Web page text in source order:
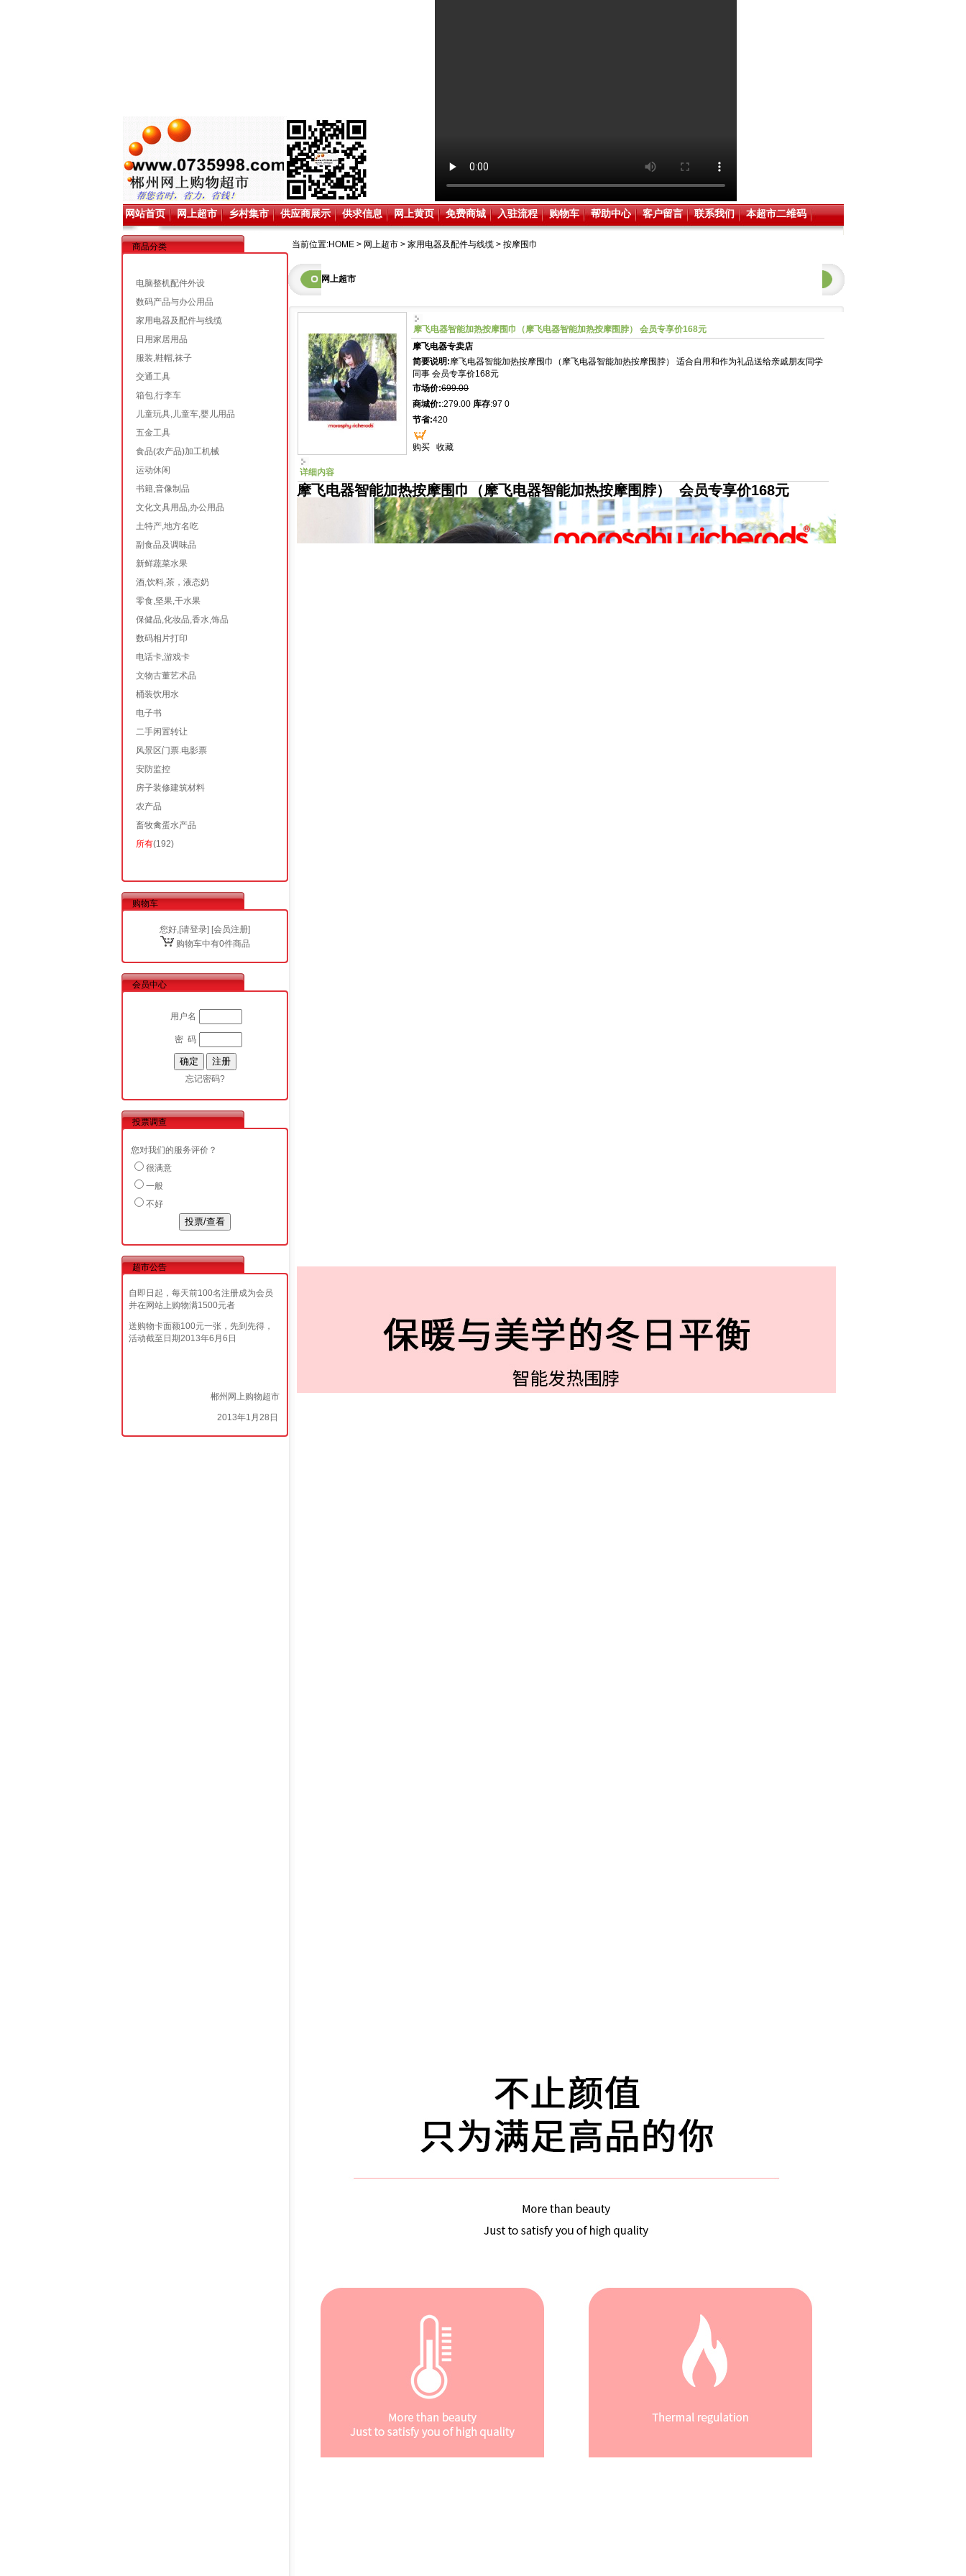
网站首页 网上超市 乡村集市 供应商展示 供求信息 网上黄页 免费商城 入驻流程 购物车 帮助中心 客户留言 联系我们 本超市二维码
商品分类
电脑整机配件外设
数码产品与办公用品
家用电器及配件与线缆
日用家居用品
服装,鞋帽,袜子
交通工具
箱包,行李车
儿童玩具,儿童车,婴儿用品
五金工具
食品(农产品)加工机械
运动休闲
书籍,音像制品
文化文具用品,办公用品
土特产,地方名吃
副食品及调味品
新鲜蔬菜水果
酒,饮料,茶，液态奶
零食,坚果,干水果
保健品,化妆品,香水,饰品
数码相片打印
电话卡,游戏卡
文物古董艺术品
桶装饮用水
电子书
二手闲置转让
风景区门票.电影票
安防监控
房子装修建筑材料
农产品
畜牧禽蛋水产品
所有(192)
购物车
您好,[请登录] [会员注册]
购物车中有0件商品
会员中心
用户名
密 码
忘记密码?
投票调查
您对我们的服务评价？
很满意
一般
不好
超市公告
自即日起，每天前100名注册成为会员
并在网站上购物满1500元者
送购物卡面额100元一张，先到先得，
活动截至日期2013年6月6日
郴州网上购物超市
2013年1月28日
当前位置:HOME > 网上超市 > 家用电器及配件与线缆 > 按摩围巾
网上超市
摩飞电器智能加热按摩围巾（摩飞电器智能加热按摩围脖） 会员专享价168元
摩飞电器专卖店
简要说明:摩飞电器智能加热按摩围巾（摩飞电器智能加热按摩围脖） 适合自用和作为礼品送给亲戚朋友同学
同事 会员专享价168元
市场价:699.00
商城价::279.00 库存:97 0
节省:420
购买 收藏
详细内容
摩飞电器智能加热按摩围巾（摩飞电器智能加热按摩围脖） 会员专享价168元